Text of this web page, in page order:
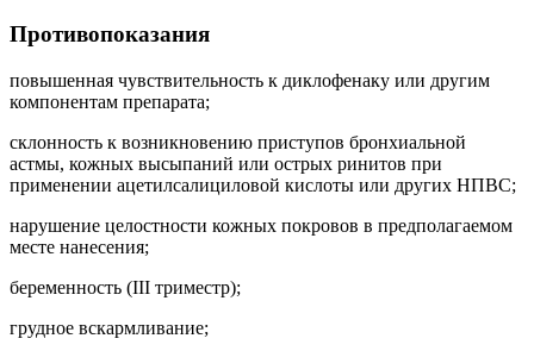
Противопоказания
повышенная чувствительность к диклофенаку или другим
компонентам препарата;
склонность к возникновению приступов бронхиальной
астмы, кожных высыпаний или острых ринитов при
применении ацетилсалициловой кислоты или других НПВС;
нарушение целостности кожных покровов в предполагаемом
месте нанесения;
беременность (III триместр);
грудное вскармливание;